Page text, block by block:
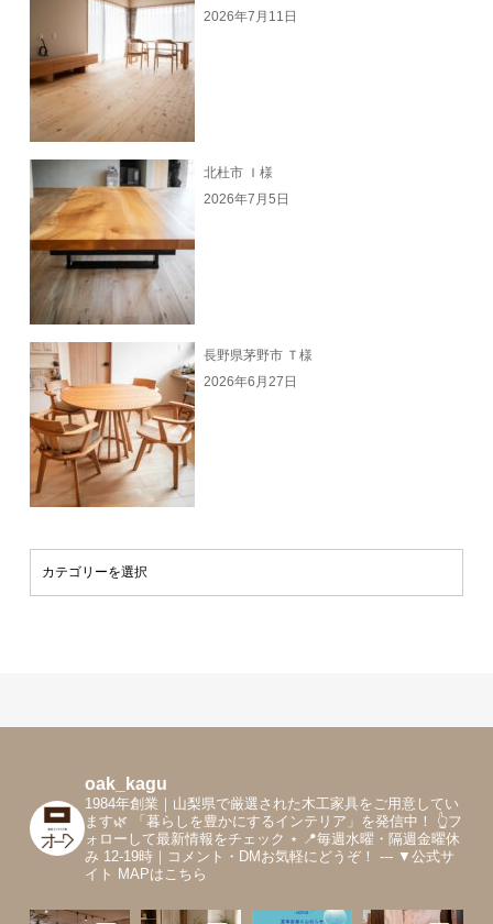
2026年7月11日
北杜市 Ｉ様
2026年7月5日
長野県茅野市 Ｔ様
2026年6月27日
oak_kagu
1984年創業｜山梨県で厳選された木工家具をご用意してい
ます🌿 「暮らしを豊かにするインテリア」を発信中！
👆フ
ォローして最新情報をチェック ⋆ 📍毎週水曜・隔週金曜休
み 12-19時｜コメント・DMお気軽にどうぞ！
--- ▼公式サ
イト MAPはこちら